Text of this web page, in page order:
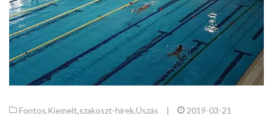
Fontos,Kiemelt,szakoszt-hirek,Úszás | 2019-03-21